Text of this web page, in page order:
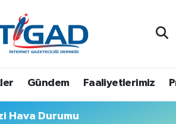
Gündem Faaliyetlerimiz
Hava Durumu